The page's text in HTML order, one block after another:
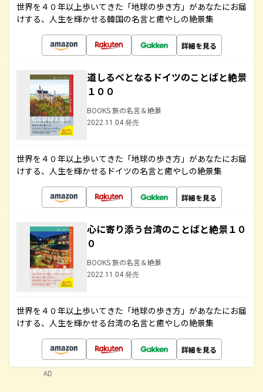
世界を４０年以上歩いてきた「地球の歩き方」があなたにお届
けする、人生を輝かせる韓国の名言と癒やしの絶景集
詳細を見る
道しるべとなるドイツのことばと絶景
１００
BOOKS 旅の名言＆絶景
2022.11.04 発売
世界を４０年以上歩いてきた「地球の歩き方」があなたにお届
けする、人生を輝かせるドイツの名言と癒やしの絶景集
詳細を見る
心に寄り添う台湾のことばと絶景１０
０
BOOKS 旅の名言＆絶景
2022.11.04 発売
世界を４０年以上歩いてきた「地球の歩き方」があなたにお届
けする、人生を輝かせる台湾の名言と癒やしの絶景集
詳細を見る
AD